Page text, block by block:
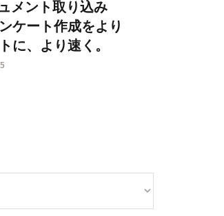
メント取り込み
ケート作成をより
に、より速く。